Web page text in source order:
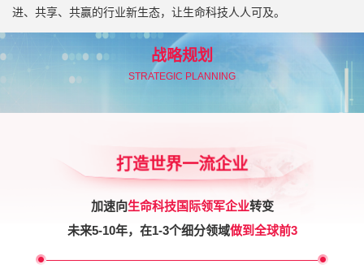
进、共享、共赢的行业新生态，让生命科技人人可及。
战略规划
STRATEGIC PLANNING
打造世界一流企业
加速向生命科技国际领军企业转变
未来5-10年，在1-3个细分领域做到全球前3